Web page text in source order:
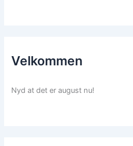
Velkommen
Nyd at det er august nu!